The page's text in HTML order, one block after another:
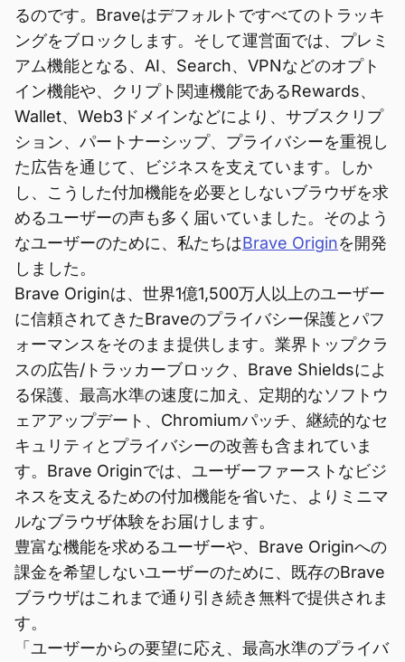
るのです。Braveはデフォルトですべてのトラッキ
ングをブロックします。そして運営面では、プレミ
アム機能となる、AI、Search、VPNなどのオプト
イン機能や、クリプト関連機能であるRewards、
Wallet、Web3ドメインなどにより、サブスクリプ
ション、パートナーシップ、プライバシーを重視し
た広告を通じて、ビジネスを支えています。しか
し、こうした付加機能を必要としないブラウザを求
めるユーザーの声も多く届いていました。そのよう
なユーザーのために、私たちはBrave Originを開発
しました。
Brave Originは、世界1億1,500万人以上のユーザー
に信頼されてきたBraveのプライバシー保護とパフ
ォーマンスをそのまま提供します。業界トップクラ
スの広告/トラッカーブロック、Brave Shieldsによ
る保護、最高水準の速度に加え、定期的なソフトウ
ェアアップデート、Chromiumパッチ、継続的なセ
キュリティとプライバシーの改善も含まれていま
す。Brave Originでは、ユーザーファーストなビジ
ネスを支えるための付加機能を省いた、よりミニマ
ルなブラウザ体験をお届けします。
豊富な機能を求めるユーザーや、Brave Originへの
課金を希望しないユーザーのために、既存のBrave
ブラウザはこれまで通り引き続き無料で提供されま
す。
「ユーザーからの要望に応え、最高水準のプライバ